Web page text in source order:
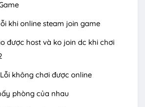
khi online steam join game
được host và ko join dc khi chơi
không chơi được online
phòng của nhau